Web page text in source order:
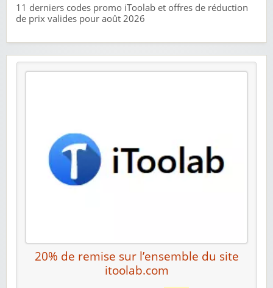
11 derniers codes promo iToolab et offres de réduction
de prix valides pour août 2026
20% de remise sur l’ensemble du site
itoolab.com